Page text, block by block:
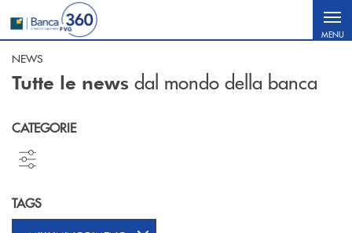
Salta al contenuto principale
MENU
NEWS
Tutte le news dal mondo della banca
CATEGORIE
TAGS